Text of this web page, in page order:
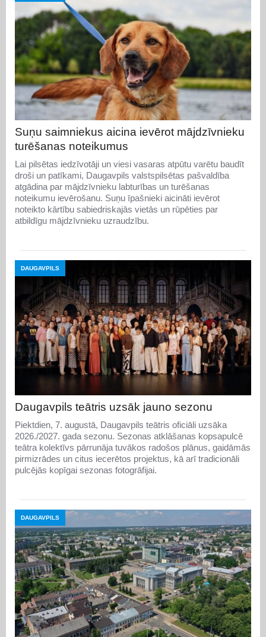
Suņu saimniekus aicina ievērot mājdzīvnieku
turēšanas noteikumus
Lai pilsētas iedzīvotāji un viesi vasaras atpūtu varētu baudīt
droši un patīkami, Daugavpils valstspilsētas pašvaldība
atgādina par mājdzīvnieku labturības un turēšanas
noteikumu ievērošanu. Suņu īpašnieki aicināti ievērot
noteikto kārtību sabiedriskajās vietās un rūpēties par
atbildīgu mājdzīvnieku uzraudzību.
DAUGAVPILS
Daugavpils teātris uzsāk jauno sezonu
Piektdien, 7. augustā, Daugavpils teātris oficiāli uzsāka
2026./2027. gada sezonu. Sezonas atklāšanas kopsapulcē
teātra kolektīvs pārrunāja tuvākos radošos plānus, gaidāmās
pirmizrādes un citus iecerētos projektus, kā arī tradicionāli
pulcējās kopīgai sezonas fotogrāfijai.
DAUGAVPILS